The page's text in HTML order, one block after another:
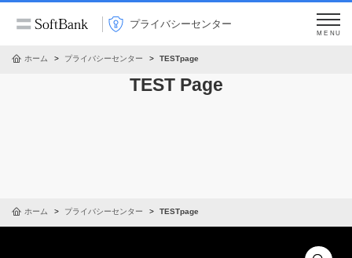
プライバシーセンター
MENU
ホーム プライバシーセンター TESTpage
TEST Page
ホーム プライバシーセンター TESTpage